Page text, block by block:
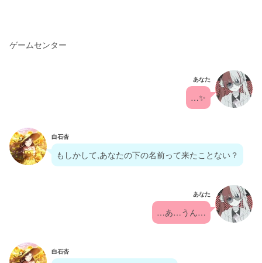
ゲームセンター
あなた
…✨
白石杏
もしかして,あなたの下の名前って来たことない？
あなた
…あ…うん…
白石杏